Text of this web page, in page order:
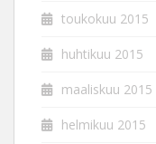
toukokuu 2015
huhtikuu 2015
maaliskuu 2015
helmikuu 2015